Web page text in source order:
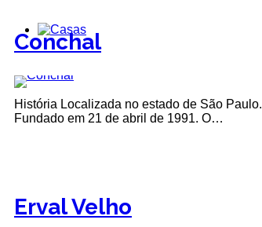
Conchal
História Localizada no estado de São Paulo.
Fundado em 21 de abril de 1991. O…
Erval Velho